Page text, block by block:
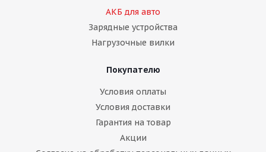
АКБ для авто
Зарядные устройства
Нагрузочные вилки
Покупателю
Условия оплаты
Условия доставки
Гарантия на товар
Акции